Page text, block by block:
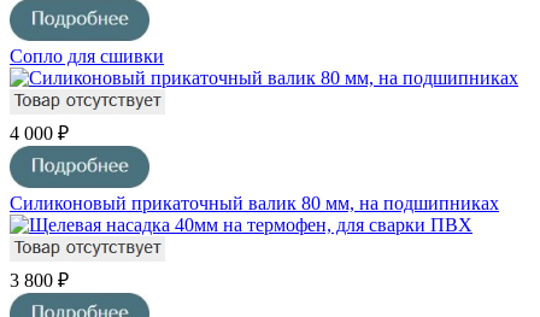
Сопло для сшивки
4 000 ₽
Силиконовый прикаточный валик 80 мм, на подшипниках
3 800 ₽